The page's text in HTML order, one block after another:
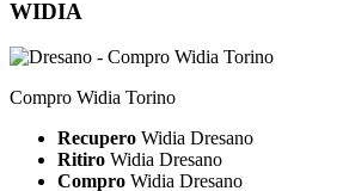
WIDIA
Compro Widia Torino
Recupero Widia Dresano
Ritiro Widia Dresano
Compro Widia Dresano